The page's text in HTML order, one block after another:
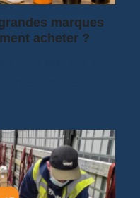
marques
acheter ?